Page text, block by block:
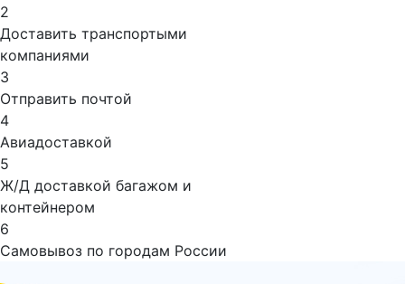
2
Доставить транспортыми
компаниями
3
Отправить почтой
4
Авиадоставкой
5
Ж/Д доставкой багажом и
контейнером
6
Самовывоз по городам России